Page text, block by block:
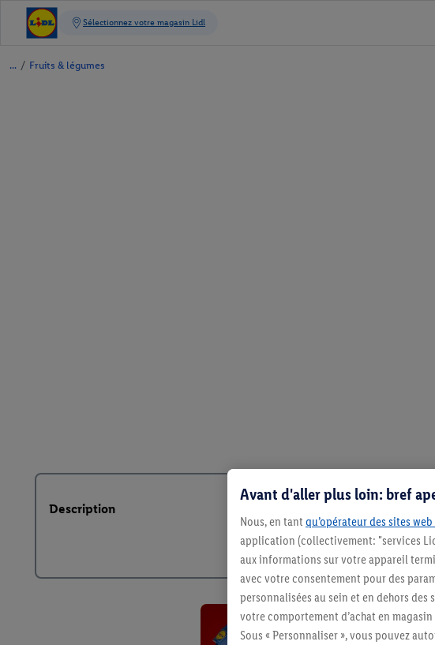
/ Fruits & légumes
Description
Avant d'aller plus loin: bref
Nous, en tant qu’opérateur des sites
application (collectivement: "services
aux informations sur votre appareil
avec votre consentement pour des
personnalisées au sein et en dehors
votre comportement d’achat en
Sous « Personnaliser », vous pouvez